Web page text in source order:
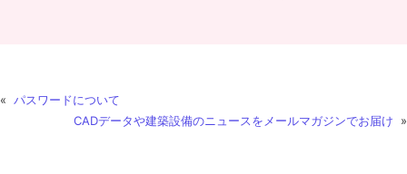
« パスワードについて
CADデータや建築設備のニュースをメールマガジンでお届け
»